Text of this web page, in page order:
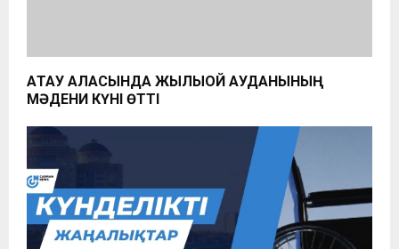
АҚТАУ ҚАЛАСЫНДА ЖЫЛЫОЙ АУДАНЫНЫҢ
МӘДЕНИ КҮНІ ӨТТІ